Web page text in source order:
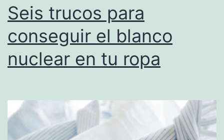
Seis trucos para
conseguir el blanco
nuclear en tu ropa